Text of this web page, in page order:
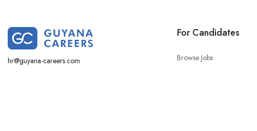
hr@guyana-careers.com
For Candidates
Browse Jobs